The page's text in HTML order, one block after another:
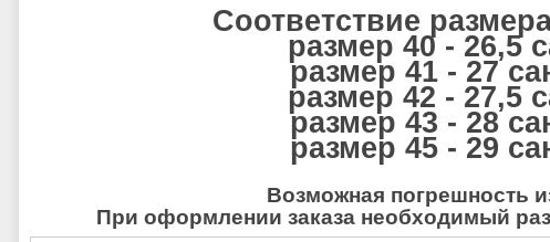
Соответствие
размер 40 - 26,5
размер 41 - 27
размер 42 - 27,5
размер 43 - 28
размер 45 - 29
Возможная погрешность
При оформлении заказа необходимый